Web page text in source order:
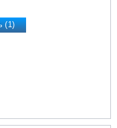
(1)